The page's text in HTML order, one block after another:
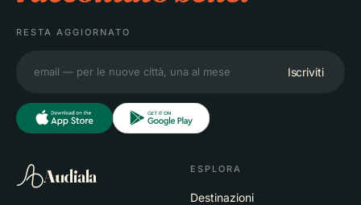
RESTA AGGIORNATO
Iscriviti
Audiala ESPLORA
Destinazioni